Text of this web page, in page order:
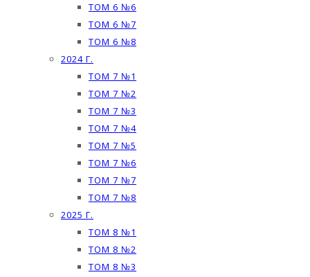
ТОМ 6 №6
ТОМ 6 №7
ТОМ 6 №8
2024 Г.
ТОМ 7 №1
ТОМ 7 №2
ТОМ 7 №3
ТОМ 7 №4
ТОМ 7 №5
ТОМ 7 №6
ТОМ 7 №7
ТОМ 7 №8
2025 Г.
ТОМ 8 №1
ТОМ 8 №2
ТОМ 8 №3